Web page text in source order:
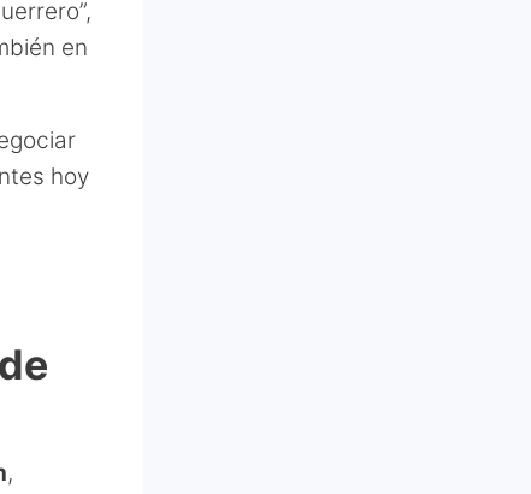
en
hoy
,